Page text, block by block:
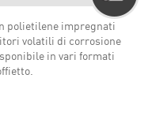
polietilene impregnati
volatili di corrosione
in vari formati